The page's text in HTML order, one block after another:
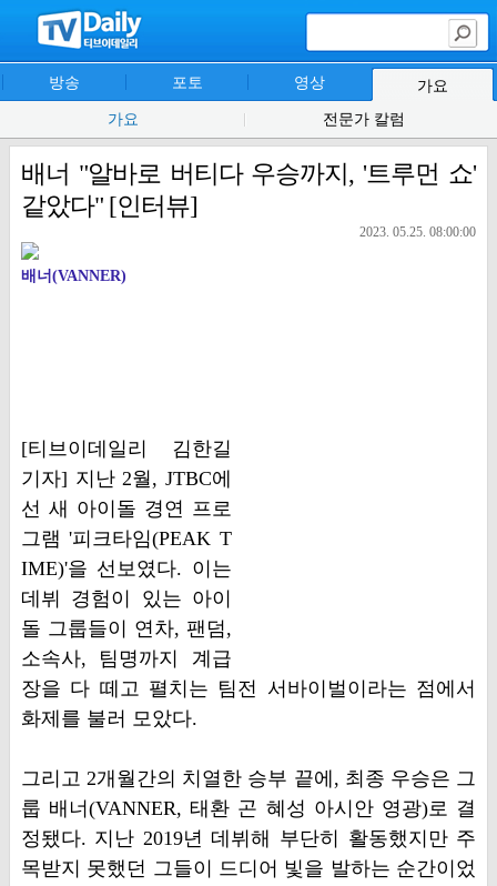
방송 포토 영상
가요
가요
전문가 칼럼
배너 "알바로 버티다 우승까지, '트루먼 쇼'
같았다" [인터뷰]
2023. 05.25. 08:00:00
배너(VANNER)
[티브이데일리 김한길
기자] 지난 2월, JTBC에
선 새 아이돌 경연 프로
그램 '피크타임(PEAK T
IME)'을 선보였다. 이는
데뷔 경험이 있는 아이
돌 그룹들이 연차, 팬덤,
소속사, 팀명까지 계급
장을 다 떼고 펼치는 팀전 서바이벌이라는 점에서
화제를 불러 모았다.
그리고 2개월간의 치열한 승부 끝에, 최종 우승은 그
룹 배너(VANNER, 태환 곤 혜성 아시안 영광)로 결
정됐다. 지난 2019년 데뷔해 부단히 활동했지만 주
목받지 못했던 그들이 드디어 빛을 발하는 순간이었